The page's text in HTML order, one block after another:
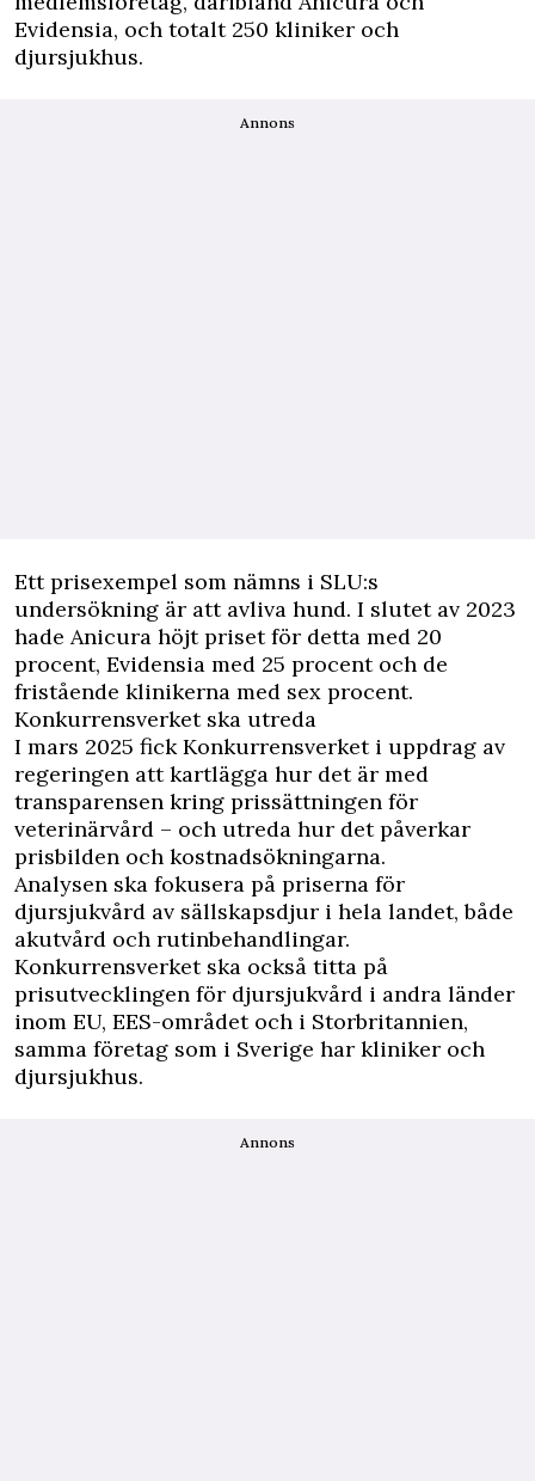
Evidensia, och totalt 250 kliniker och
djursjukhus.
Annons
Ett prisexempel som nämns i SLU:s
undersökning är att avliva hund. I slutet av 2023
hade Anicura höjt priset för detta med 20
procent, Evidensia med 25 procent och de
fristående klinikerna med sex procent.
Konkurrensverket ska utreda
I mars 2025 fick Konkurrensverket i uppdrag av
regeringen att kartlägga hur det är med
transparensen kring prissättningen för
veterinärvård – och utreda hur det påverkar
prisbilden och kostnadsökningarna.
Analysen ska fokusera på priserna för
djursjukvård av sällskapsdjur i hela landet, både
akutvård och rutinbehandlingar.
Konkurrensverket ska också titta på
prisutvecklingen för djursjukvård i andra länder
inom EU, EES-området och i Storbritannien,
samma företag som i Sverige har kliniker och
djursjukhus.
Annons